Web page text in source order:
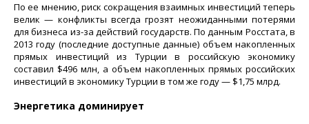
По ее мнению, риск сокращения взаимных инвестиций теперь
велик — конфликты всегда грозят неожиданными потерями
для бизнеса из-за действий государств. По данным Росстата, в
2013 году (последние доступные данные) объем накопленных
прямых инвестиций из Турции в российскую экономику
составил $496 млн, а объем накопленных прямых российских
инвестиций в экономику Турции в том же году — $1,75 млрд.
Энергетика доминирует